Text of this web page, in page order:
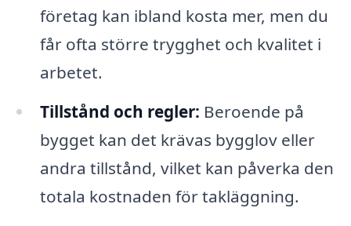
företag kan ibland kosta mer, men du
får ofta större trygghet och kvalitet i
arbetet.
Tillstånd och regler: Beroende på
bygget kan det krävas bygglov eller
andra tillstånd, vilket kan påverka den
totala kostnaden för takläggning.